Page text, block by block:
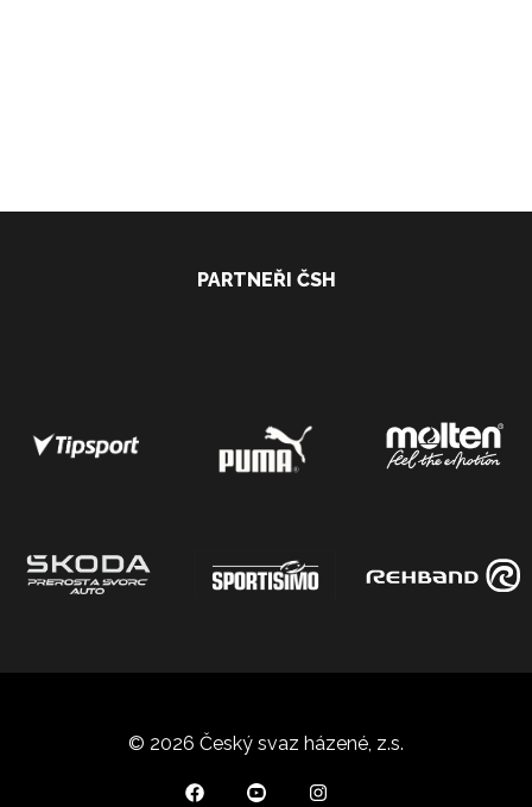
PARTNEŘI ČSH
© 2026 Český svaz házené, z.s.